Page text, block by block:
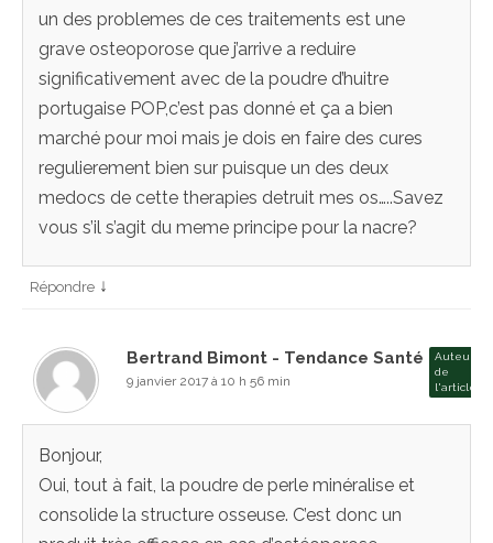
un des problemes de ces traitements est une
grave osteoporose que j’arrive a reduire
significativement avec de la poudre d’huitre
portugaise POP,c’est pas donné et ça a bien
marché pour moi mais je dois en faire des cures
regulierement bien sur puisque un des deux
medocs de cette therapies detruit mes os…..Savez
vous s’il s’agit du meme principe pour la nacre?
Répondre ↓
Bertrand Bimont - Tendance Santé
Auteur
de
l'article
9 janvier 2017 à 10 h 56 min
Bonjour,
Oui, tout à fait, la poudre de perle minéralise et
consolide la structure osseuse. C’est donc un